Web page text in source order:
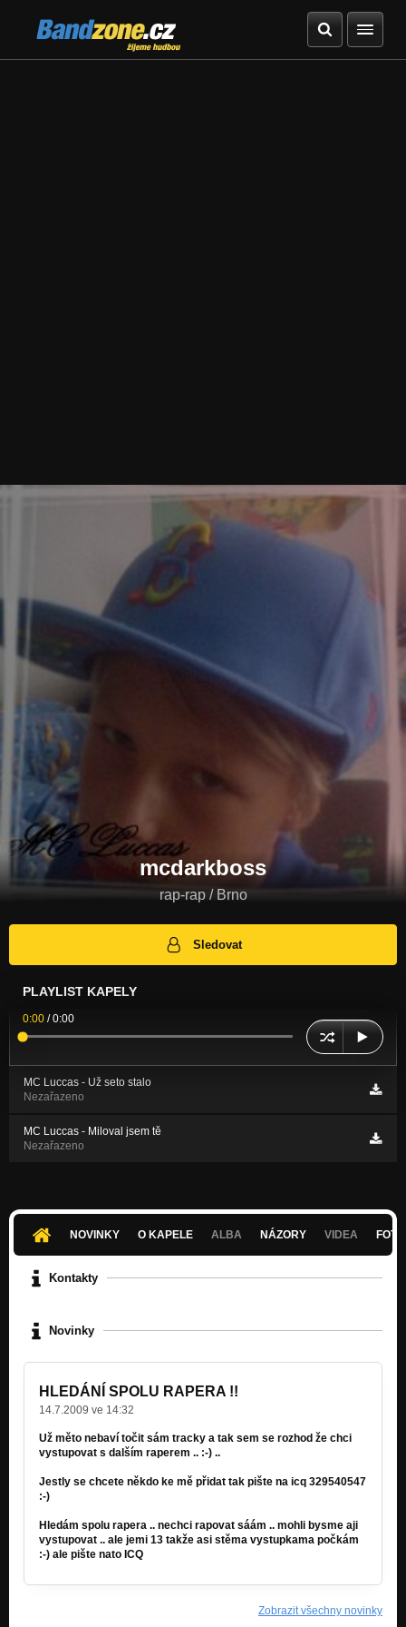
Bandzone.cz
žijeme hudbou
mcdarkboss
rap-rap / Brno
Sledovat
PLAYLIST KAPELY
0:00 /0:00
MC Luccas - Už seto stalo
Nezařazeno
MC Luccas - Miloval jsem tě
Nezařazeno
NOVINKY O KAPELE ALBA NÁZORY VIDEA
Kontakty
Novinky
HLEDÁNÍ SPOLU RAPERA !!
14.7.2009 ve 14:32
Už měto nebaví točit sám tracky a tak sem se rozhod že chci
vystupovat s dalším raperem .. :-) ..
Jestly se chcete někdo ke mě přidat tak pište na icq 329540547
:-)
Hledám spolu rapera .. nechci rapovat sáám .. mohli bysme aji
vystupovat .. ale jemi 13 takže asi stěma vystupkama počkám
:-) ale pište nato ICQ
Zobrazit všechny novinky